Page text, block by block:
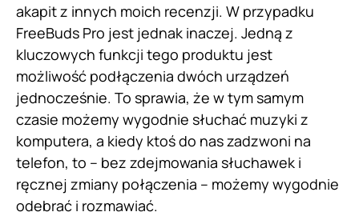
akapit z innych moich recenzji. W przypadku
FreeBuds Pro jest jednak inaczej. Jedną z
kluczowych funkcji tego produktu jest
możliwość podłączenia dwóch urządzeń
jednocześnie. To sprawia, że w tym samym
czasie możemy wygodnie słuchać muzyki z
komputera, a kiedy ktoś do nas zadzwoni na
telefon, to – bez zdejmowania słuchawek i
ręcznej zmiany połączenia – możemy wygodnie
odebrać i rozmawiać.